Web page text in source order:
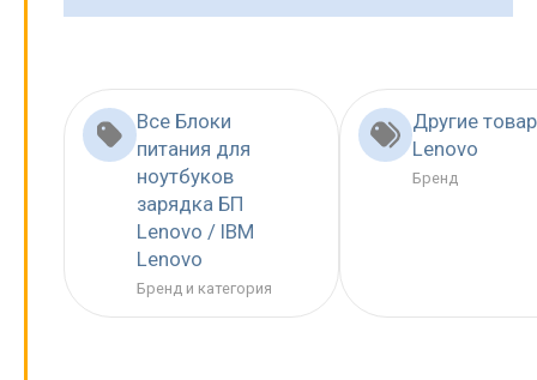
Все Блоки
питания для
ноутбуков
зарядка БП
Lenovo / IBM
Lenovo
Бренд и категория
Другие
Lenovo
Бренд